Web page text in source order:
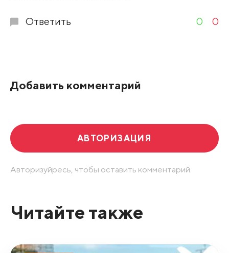
Ответить 0 0
Добавить комментарий
АВТОРИЗАЦИЯ
Авторизуйресь, чтобы оставить комментарий.
Читайте также